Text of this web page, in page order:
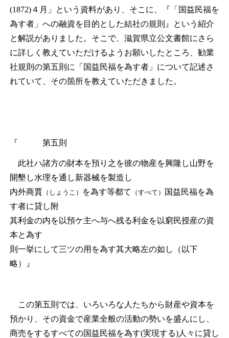
(1872)４月」という資料があり、そこに、『「国益民福を
為す者」への融資を目的とした結社の規則』という紹介
と解説がありました。そこで、滋賀県立公文書館にさら
に詳しく教えていただけるようお願いしたところ、勧業
社規則の第五則に「国益民福を為す者」について記述さ
れていて、その箇所を教えていただきました。
『 第五則
此社ハ諸方の財本を預り之を彼の物産を興隆し山野を
開墾し水理を通し新器械を製造し
内外商賈 （しょうこ） を為す等都て （すべて）
国益民福を為
す者に貸し附
其利金の内を以預ケ主へ与へ残る利金を以窮民授産の資
本と為す
則一挙にして三ツの用を為す其大略左の如し（以下
略）』
この第五則では、いろいろな人たちから財産や資本を
預かり、その資金で産業全般の活動の勢いを盛んにし、
商売をするすべての国益民福を為す(実現する)人々に貸し